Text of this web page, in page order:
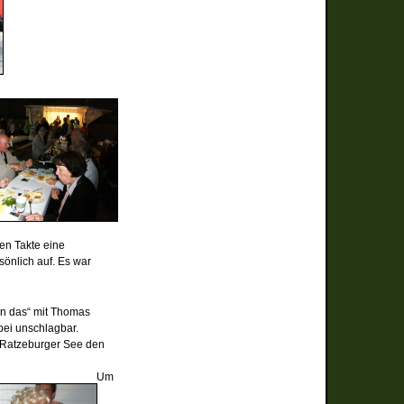
Takte eine
auf. Es war
das“ mit Thomas
unschlagbar.
See den
Um